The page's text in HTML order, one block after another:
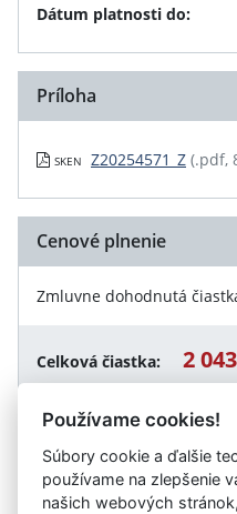
Dátum platnosti do:
Príloha
SKEN Z20254571_Z (.pdf,
Cenové plnenie
Zmluvne dohodnutá
Celková čiastka: 2
Návrat späť
Používame cookies!
Súbory cookie a ďalšie
používame na zlepšenie
našich webových